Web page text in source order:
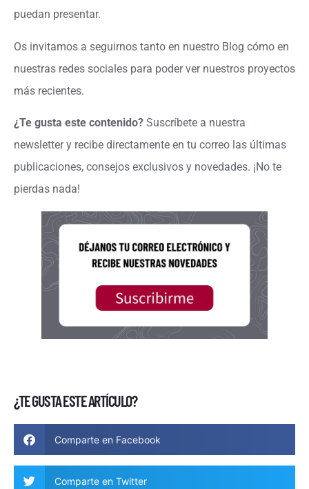
puedan presentar.
Os invitamos a seguirnos tanto en nuestro Blog cómo en
nuestras redes sociales para poder ver nuestros proyectos
más recientes.
¿Te gusta este contenido? Suscríbete a nuestra
newsletter y recibe directamente en tu correo las últimas
publicaciones, consejos exclusivos y novedades. ¡No te
pierdas nada!
¿TE GUSTA ESTE ARTÍCULO?
Comparte en Facebook
Comparte en Twitter